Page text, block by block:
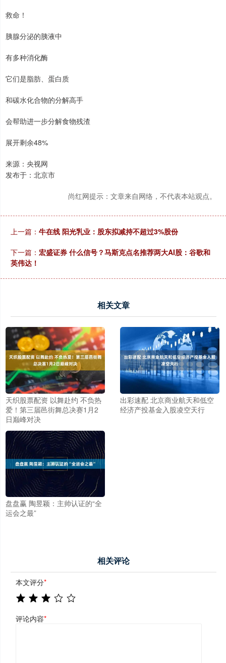
救命！
胰腺分泌的胰液中
有多种消化酶
它们是脂肪、蛋白质
和碳水化合物的分解高手
会帮助进一步分解食物残渣
展开剩余48%
来源：央视网
发布于：北京市
尚红网提示：文章来自网络，不代表本站观点。
上一篇： 牛在线 阳光乳业：股东拟减持不超过3%股份
下一篇： 宏盛证券 什么信号？马斯克点名推荐两大AI股：谷歌和
英伟达！
相关文章
天织股票配资 以舞赴约 不负热
爱！第三届邑街舞总决赛1月2
日巅峰对决
出彩速配 北京商业航天和低空
经济产投基金入股凌空天行
盘盘赢 陶昱颖：主帅认证的“全
运会之最”
相关评论
本文评分*
评论内容*